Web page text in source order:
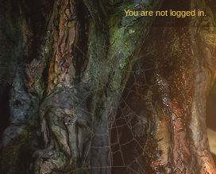
You are not logged in.